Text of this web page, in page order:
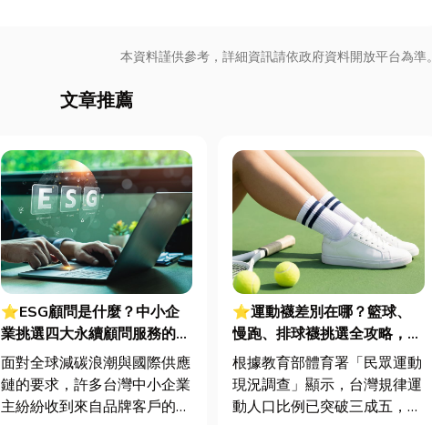
本資料謹供參考，詳細資訊請依政府資料開放平台為準。
文章推薦
⭐ESG顧問是什麼？中小企
業挑選四大永續顧問服務的實
用指南
面對全球減碳浪潮與國際供應
鏈的要求，許多台灣中小企業
主紛紛收到來自品牌客戶的調
⭐運動襪差別在哪？籃球、
慢跑、排球襪挑選全攻略，穿
對了運動不傷腳！
根據教育部體育署「民眾運動
現況調查」顯示，台灣規律運
動人口比例已突破三成五，其